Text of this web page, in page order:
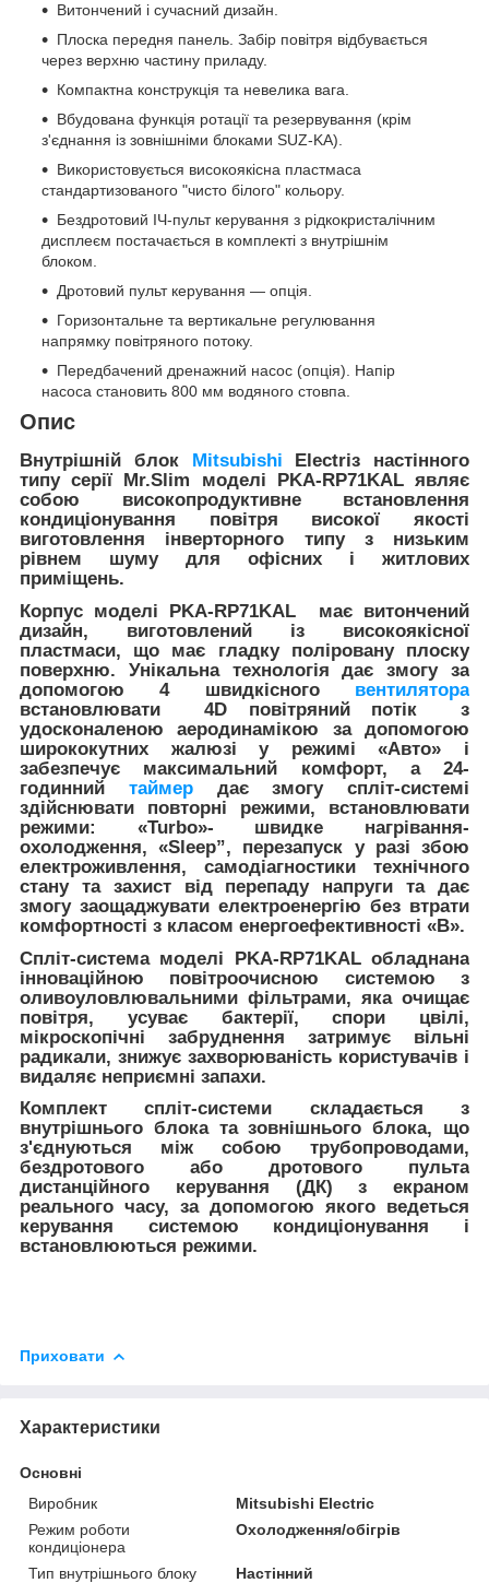
Витончений і сучасний дизайн.
Плоска передня панель. Забір повітря відбувається
через верхню частину приладу.
Компактна конструкція та невелика вага.
Вбудована функція ротації та резервування (крім
з'єднання із зовнішніми блоками SUZ-KA).
Використовується високоякісна пластмаса
стандартизованого "чисто білого" кольору.
Бездротовий ІЧ-пульт керування з рідкокристалічним
дисплеєм постачається в комплекті з внутрішнім
блоком.
Дротовий пульт керування — опція.
Горизонтальне та вертикальне регулювання
напрямку повітряного потоку.
Передбачений дренажний насос (опція). Напір
насоса становить 800 мм водяного стовпа.
Опис
Внутрішній блок Mitsubishi Electriз настінного
типу серії Mr.Slim моделі PKA-RP71KALявляє
собою високопродуктивне встановлення
кондиціонування повітря високої якості
виготовлення інверторного типу з низьким
рівнем шуму для офісних і житлових
приміщень.
Корпус моделі PKA-RP71KAL має витончений
дизайн, виготовлений із високоякісної
пластмаси, що має гладку поліровану плоску
поверхню. Унікальна технологія дає змогу за
допомогою 4 швидкісного вентилятора
встановлювати 4Dповітряний потік з
удосконаленою аеродинамікою за допомогою
ширококутних жалюзі у режимі «Авто» і
забезпечує максимальний комфорт, а24-
годинний таймердає змогу спліт-системі
здійснювати повторні режими, встановлювати
режими: «Turbo»- швидке нагрівання-
охолодження, «Sleep”, перезапуск у разі збою
електроживлення, самодіагностики технічного
стану та захист від перепаду напруги та дає
змогу заощаджувати електроенергію без втрати
комфортності з класом енергоефективності «В».
Спліт-система моделі PKA-RP71KALобладнана
інноваційною повітроочисною системою з
оливоуловлювальними фільтрами, яка очищає
повітря, усуває бактерії, спори цвілі,
мікроскопічні забруднення затримує вільні
радикали, знижує захворюваність користувачів і
видаляє неприємні запахи.
Комплект спліт-системи складається з
внутрішнього блока та зовнішнього блока, що
з'єднуються між собою трубопроводами,
бездротового або дротового пульта
дистанційного керування (ДК) з екраном
реального часу, за допомогою якого ведеться
керування системою кондиціонування і
встановлюються режими.
Приховати
Характеристики
Основні
Виробник
Mitsubishi Electric
Режим роботи
кондиціонера
Охолодження/обігрів
Тип внутрішнього блоку
Настінний